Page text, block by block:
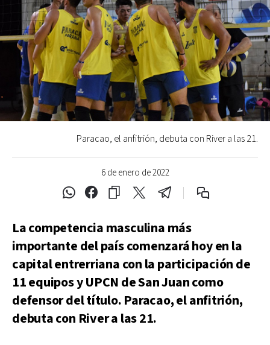
6 de enero de 2022
Paracao, el anfitrión, debuta con River a las 21.
La competencia masculina más
importante del país comenzará hoy en la
capital entrerriana con la participación de
11 equipos y UPCN de San Juan como
defensor del título. Paracao, el anfitrión,
debuta con River a las 21.